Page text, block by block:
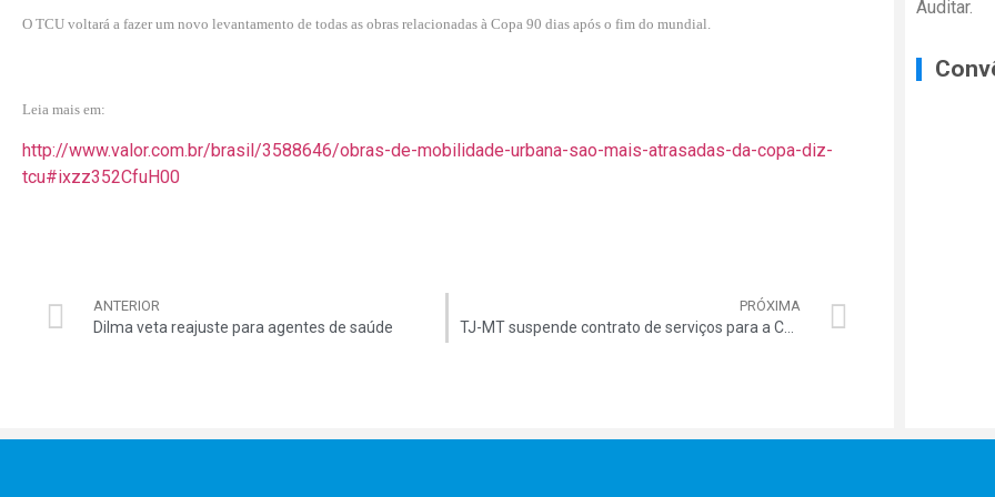
O TCU voltará a fazer um novo levantamento de todas as obras relacionadas à Copa 90 dias após o fim do mundial.
Leia mais em:
http://www.valor.com.br/brasil/3588646/obras-de-mobilidade-urbana-sao-mais-atrasadas-da-copa-diz-
tcu#ixzz352CfuH00
ANTERIOR
Dilma veta reajuste para agentes de saúde
PRÓXIMA
TJ-MT suspende contrato de serviços para a Copa
Auditar.